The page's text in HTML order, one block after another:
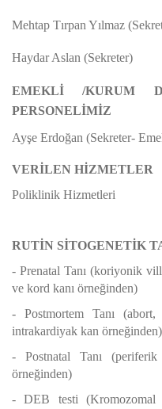
Mehtap Tırpan Yılmaz
Haydar Aslan (Sekreter)
EMEKLİ /KURUM
PERSONELİMİZ
Ayşe Erdoğan (Sekreter-
VERİLEN HİZMETLER
Poliklinik Hizmetleri
RUTİN SİTOGENETİK
- Prenatal Tanı (koriyonik
ve kord kanı örneğinden)
- Postmortem Tanı
intrakardiyak kan örneğinden)
- Postnatal Tanı
örneğinden)
-DEB testi (Kromozomal